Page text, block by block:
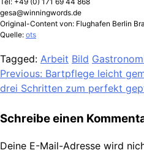
gesa@winningwords.de
Original-Content von: Flughafen Berlin
Quelle: ots
Tagged: Arbeit Bild
Beitragsnavigation
Previous: Bartpflege leicht
drei Schritten zum perfekt
Schreibe einen
Deine E-Mail-Adresse wird